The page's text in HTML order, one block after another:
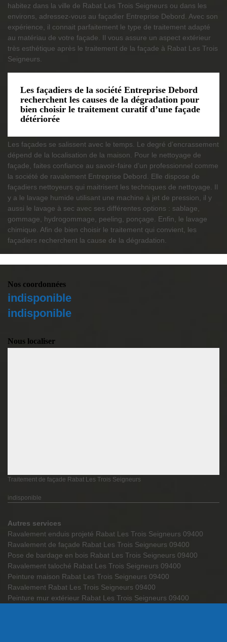
habitez dans la ville de Rabat Les Trois Seigneurs ou dans les
environs, adressez-vous au façadier Entreprise Debord. Avec son
expérience, il connait parfaitement le type de traitement adapté
au matériau de votre façade. Il vous assure un aspect extérieur
très esthétique après le traitement de la façade à Rabat Les Trois
Seigneurs.
Les façadiers de la société Entreprise Debord
recherchent les causes de la dégradation pour
bien choisir le traitement curatif d’une façade
détériorée
Les façades se salissent avec le temps. Le degré d’encrassement
dépend de la localisation de la maison. Pour le nettoyage de
façade, faites confiance au savoir-faire d’un professionnel comme
la société de ravalement Entreprise Debord. Elle dispose de
façadiers nettoyeurs qui maitrisent les techniques de nettoyage. Il
y a le lavage humide utilisant une machine à jet de pression, il y
aussi le lavage à sec avec ses différentes options : sablage,
gommage, hydrogommage, peeling, ponçage. Enfin, le lavage
chimique. Afin de bien choisir le traitement qui convient, les
façadiers recherchent la cause de la dégradation.
Nos coordonnées
indisponible
indisponible
Nous localiser
Traitement de façade Rabat Les Trois Seigneurs
indisponible
Autres services
Ravalement enduis projeté Rabat Les Trois Seigneurs 09400
Ravalement de façade Rabat Les Trois Seigneurs 09400
Pose de bardage en bois Rabat Les Trois Seigneurs 09400
Ravalement taloché Rabat Les Trois Seigneurs 09400
Peinture maison Rabat Les Trois Seigneurs 09400
Ravalement Rabat Les Trois Seigneurs 09400
Peinture mur extérieur Rabat Les Trois Seigneurs 09400